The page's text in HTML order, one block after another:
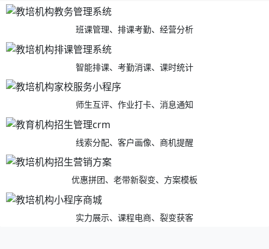
班课管理、排课考勤、经营分析
智能排课、考勤消课、课时统计
师生互评、作业打卡、消息通知
线索分配、客户画像、商机提醒
优惠拼团、老带新裂变、方案模板
实力展示、课程电商、裂变获客